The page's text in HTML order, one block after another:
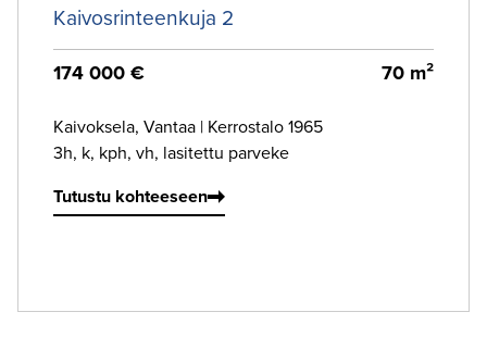
Kaivosrinteenkuja 2
174 000 € 70 m²
Kaivoksela, Vantaa | Kerrostalo 1965
3h, k, kph, vh, lasitettu parveke
Tutustu kohteeseen